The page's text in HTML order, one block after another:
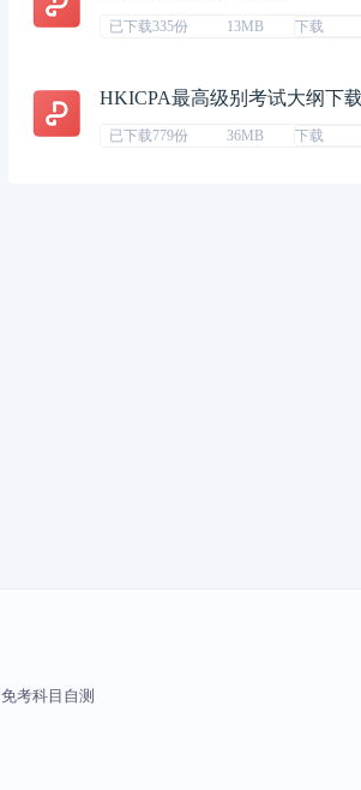
已下载335份 13MB 下载
HKICPA最高级别考试大纲下
已下载779份 36MB 下载
免考科目自测